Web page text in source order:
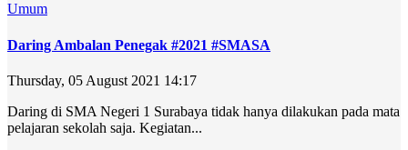
Umum
Daring Ambalan Penegak #2021 #SMASA
Thursday, 05 August 2021 14:17
Daring di SMA Negeri 1 Surabaya tidak hanya dilakukan pada mata
pelajaran sekolah saja. Kegiatan...